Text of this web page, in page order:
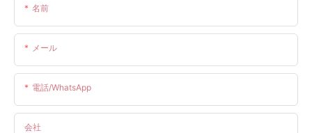
名前
メール
電話/WhatsApp
会社